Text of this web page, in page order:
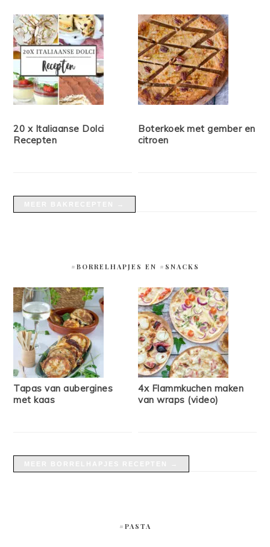
20 x Italiaanse Dolci
Recepten
Boterkoek met gember en
citroen
#BORRELHAPJES EN #SNACKS
Tapas van aubergines
met kaas
4x Flammkuchen maken
van wraps (video)
#PASTA